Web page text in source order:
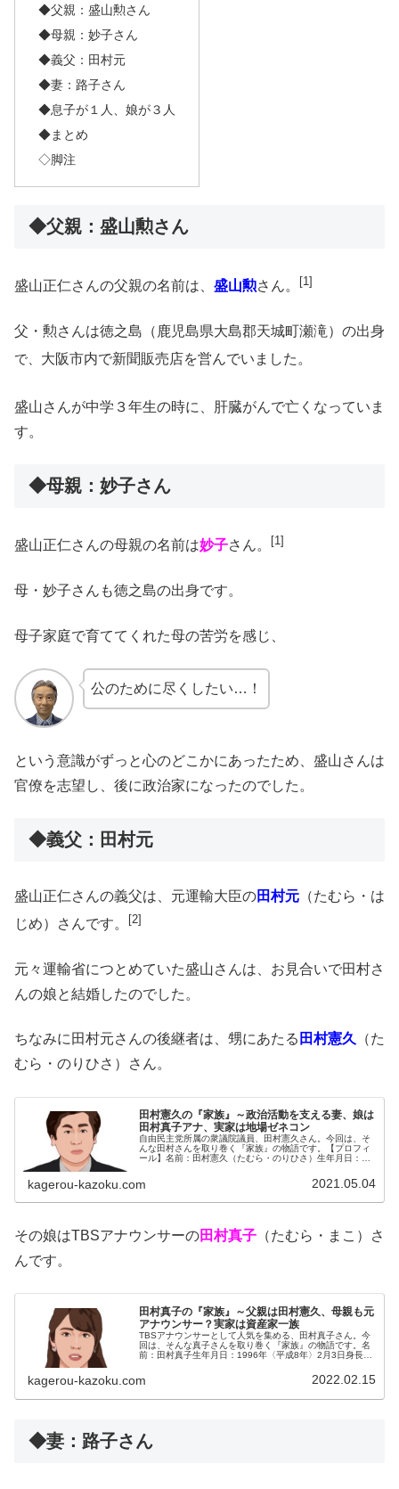
◆父親：盛山勲さん
◆母親：妙子さん
◆義父：田村元
◆妻：路子さん
◆息子が１人、娘が３人
◆まとめ
◇脚注
◆父親：盛山勲さん
盛山正仁さんの父親の名前は、 盛山勲さん。 [1]
父・勲さんは徳之島（鹿児島県大島郡天城町瀬滝）の出身
で、 大阪市内で新聞販売店を営んでいました 。
盛山さんが中学３年生の時に、肝臓がんで亡くなっていま
す。
◆母親：妙子さん
盛山正仁さんの母親の名前は妙子さん。 [1]
母・妙子さんも徳之島の出身です。
母子家庭で育ててくれた母の苦労を感じ、
公のために尽くしたい…！
という意識がずっと心のどこかにあったため、盛山さんは
官僚を志望し、後に政治家になったのでした。
◆義父：田村元
盛山正仁さんの義父は、元運輸大臣の田村元 （たむら・は
じめ）さんです。
[2]
元々運輸省につとめていた盛山さんは、お見合いで田村さ
んの娘と結婚したのでした。
ちなみに田村元さんの後継者は、甥にあたる 田村憲久
（た
むら・のりひさ）さん。
田村憲久の『家族』～政治活動を支える妻、娘は
田村真子アナ、実家は地場ゼネコン
自由民主党所属の衆議院議員、田村憲久さん。今回は、そ
んな田村さんを取り巻く『家族』の物語です。【プロフィ
ール】名前：田村憲久（たむら・のりひさ）生年月日：
kagerou-kazoku.com 2021.05.04
その娘はTBSアナウンサーの田村真子 （たむら・まこ）さ
んです。
田村真子の『家族』～父親は田村憲久、母親も元
アナウンサー？実家は資産家一族
TBSアナウンサーとして人気を集める、田村真子さん。今
回は、そんな真子さんを取り巻く『家族』の物語です。名
前：田村真子生年月日：1996年〈平成8年〉2月3日身長：
kagerou-kazoku.com 2022.02.15
◆妻：路子さん